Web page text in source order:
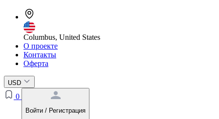
Columbus, United States
О проекте
Контакты
Оферта
USD
0
Войти / Регистрация